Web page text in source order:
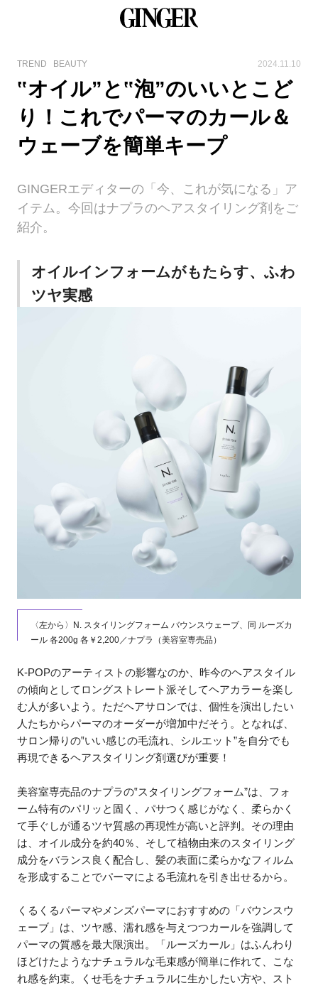
TREND BEAUTY 2024.11.10
‟オイル”と‟泡”のいいとこど
り！これでパーマのカール＆
ウェーブを簡単キープ
GINGERエディターの「今、これが気になる」ア
イテム。今回はナプラのヘアスタイリング剤をご
紹介。
オイルインフォームがもたらす、ふわ
ツヤ実感
〈左から〉N. スタイリングフォーム バウンスウェーブ、同 ルーズカ
ール 各200g 各￥2,200／ナプラ（美容室専売品）
K-POPのアーティストの影響なのか、昨今のヘアスタイル
の傾向としてロングストレート派そしてヘアカラーを楽し
む人が多いよう。ただヘアサロンでは、個性を演出したい
人たちからパーマのオーダーが増加中だそう。となれば、
サロン帰りの‟いい感じの毛流れ、シルエット”を自分でも
再現できるヘアスタイリング剤選びが重要！
美容室専売品のナプラの‟スタイリングフォーム”は、フォ
ーム特有のパリッと固く、パサつく感じがなく、柔らかく
て手ぐしが通るツヤ質感の再現性が高いと評判。その理由
は、オイル成分を約40％、そして植物由来のスタイリング
成分をバランス良く配合し、髪の表面に柔らかなフィルム
を形成することでパーマによる毛流れを引き出せるから。
くるくるパーマやメンズパーマにおすすめの「バウンスウ
ェーブ」は、ツヤ感、濡れ感を与えつつカールを強調して
パーマの質感を最大限演出。「ルーズカール」はふんわり
ほどけたようなナチュラルな毛束感が簡単に作れて、こな
れ感を約束。くせ毛をナチュラルに生かしたい方や、スト